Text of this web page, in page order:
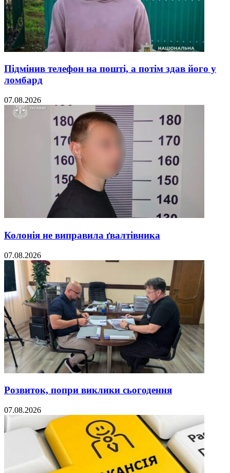
Підмінив телефон на пошті, а потім здав його у
ломбард
07.08.2026
Колонія не виправила ґвалтівника
07.08.2026
Розвиток, попри виклики сьогодення
07.08.2026